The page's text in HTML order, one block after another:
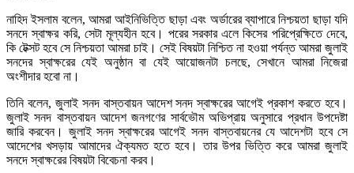
নাহিদ ইসলাম বলেন, আমরা আইনিভিত্তি ছাড়া এবং অর্ডারের ব্যাপারে নিশ্চয়তা ছাড়া যদি
সনদে স্বাক্ষর করি, সেটা মূল্যহীন হবে। পরের সরকার এলে কিসের পরিপ্রেক্ষিতে দেবে,
কি টেক্সট হবে সে নিশ্চয়তা আমরা চাই। সেই বিষয়টা নিশ্চিত না হওয়া পর্যন্ত আমরা জুলাই
সনদের স্বাক্ষরের যেই অনুষ্ঠান বা যেই আয়োজনটা চলছে, সেখানে আমরা নিজেরা
অংশীদার হবো না।
তিনি বলেন, জুলাই সনদ বাস্তবায়ন আদেশ সনদ স্বাক্ষরের আগেই প্রকাশ করতে হবে।
জুলাই সনদ বাস্তবায়ন আদেশ জনগণের সার্বভৌম অভিপ্রায় অনুসারে প্রধান উপদেষ্টা
জারি করবেন। জুলাই সনদ স্বাক্ষরের আগেই সনদ বাস্তবায়নের যে আদেশটা হবে সে
আদেশের খসড়ায় আমাদের ঐক্যমত হতে হবে। তার উপর ভিত্তি করে আমরা জুলাই
সনদে স্বাক্ষরের বিষয়টা বিবেচনা করব।